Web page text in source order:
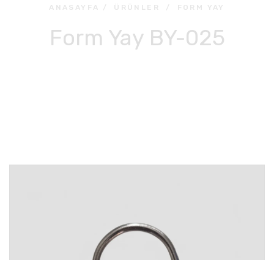
ANASAYFA / ÜRÜNLER / FORM YAY
Form Yay BY-025